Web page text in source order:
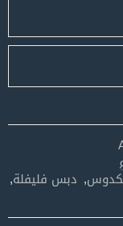
, دبس فليفلة,